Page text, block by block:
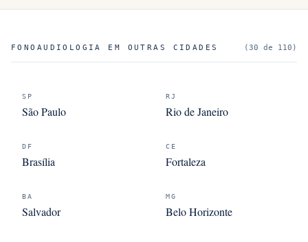
FONOAUDIOLOGIA EM OUTRAS CIDADES (30 de 110 )
SP
São Paulo
RJ
Rio de Janeiro
DF
Brasília
CE
Fortaleza
BA
Salvador
MG
Belo Horizonte